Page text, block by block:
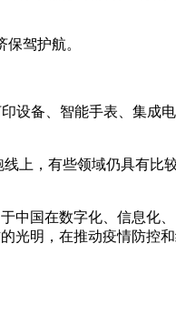
驾护航。
设备、智能手表、集成
上，有些领域仍具有比
中国在数字化、信息化
光明，在推动疫情防控